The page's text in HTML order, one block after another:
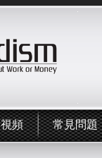
視頻 常見問題